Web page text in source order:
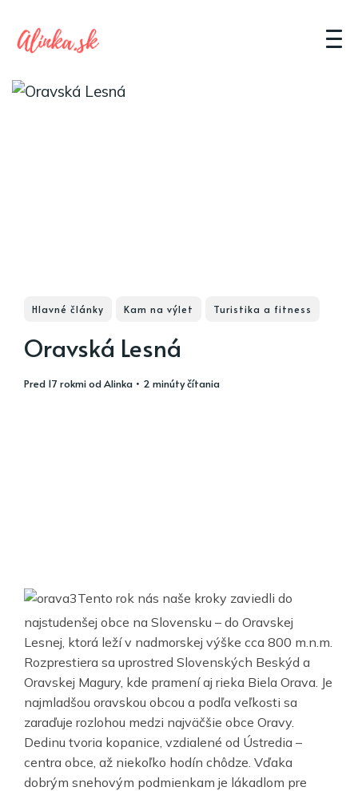
Hlavné články Kam na výlet Turistika a fitness
Oravská Lesná
pred 17 rokmiodAlinka • 2 minúty čítania
Tento rok nás naše kroky zaviedli do
najstudenšej obce na Slovensku – do Oravskej
Lesnej, ktorá leží v nadmorskej výške cca 800 m.n.m.
Rozprestiera sa uprostred Slovenských Beskýd a
Oravskej Magury, kde pramení aj rieka Biela Orava. Je
najmladšou oravskou obcou a podľa veľkosti sa
zaraďuje rozlohou medzi najväčšie obce Oravy.
Dedinu tvoria kopanice, vzdialené od Ústredia –
centra obce, až niekoľko hodín chôdze. Vďaka
dobrým snehovým podmienkam je lákadlom pre